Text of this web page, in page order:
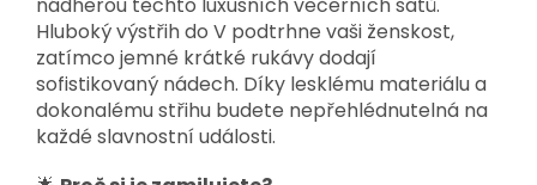
Hluboký výstřih do V podtrhne vaši ženskost,
zatímco jemné krátké rukávy dodají
sofistikovaný nádech. Díky lesklému materiálu a
dokonalému střihu budete nepřehlédnutelná na
každé slavnostní události.